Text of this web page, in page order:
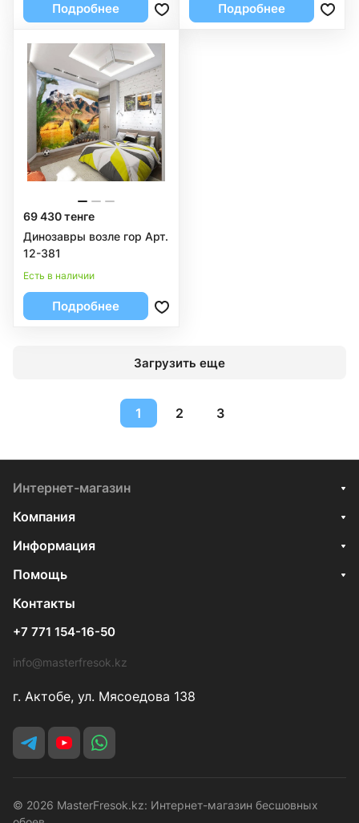
Подробнее Подробнее
69 430 тенге
Динозавры возле гор Арт.
12-381
Есть в наличии
Подробнее
Загрузить еще
1 2 3
Интернет-магазин
Компания
Информация
Помощь
Контакты
+7 771 154-16-50
info@masterfresok.kz
г. Актобе, ул. Мясоедова 138
© 2026 MasterFresok.kz: Интернет-магазин бесшовных